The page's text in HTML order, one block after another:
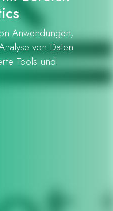
Anwendungen,
von Daten
Tools und